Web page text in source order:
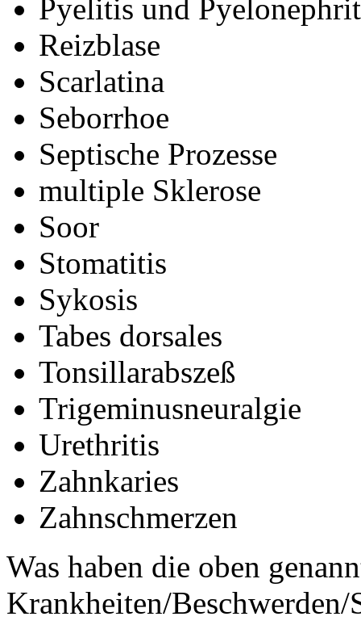
Pyelitis und
Reizblase
Scarlatina
Seborrhoe
Septische Prozesse
multiple Sklerose
Soor
Stomatitis
Sykosis
Tabes dorsales
Tonsillarabszeß
Trigeminusneuralgie
Urethritis
Zahnkaries
Zahnschmerzen
Was haben die oben
Krankheiten/